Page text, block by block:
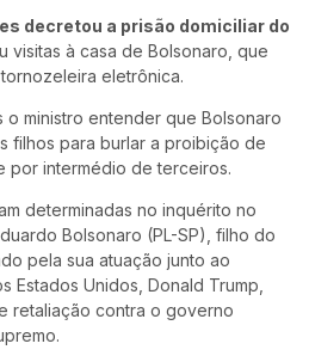
decretou a prisão domiciliar do
visitas à casa de Bolsonaro, que
eletrônica.
ministro entender que Bolsonaro
filhos para burlar a proibição de
por intermédio de terceiros.
determinadas no inquérito no
Bolsonaro (PL-SP), filho do
pela sua atuação junto ao
Unidos, Donald Trump,
retaliação contra o governo